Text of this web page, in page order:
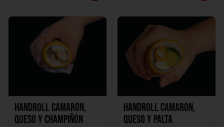
Handroll Camarón,
Queso y Champiñón
Handroll Camarón,
Queso y Palta